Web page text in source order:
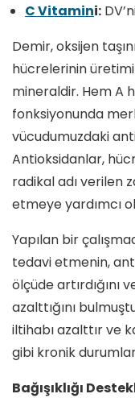
C Vitamini:
Demir, oksijen
hücrelerinin
mineraldir. Hem A
fonksiyonunda
vücudumuzdaki
Antioksidanlar,
radikal adı verilen
etmeye yardımcı
Yapılan bir
tedavi etmenin,
ölçüde
azalttığını
iltihabı azalttır ve
gibi kronik
Bağışıklığı